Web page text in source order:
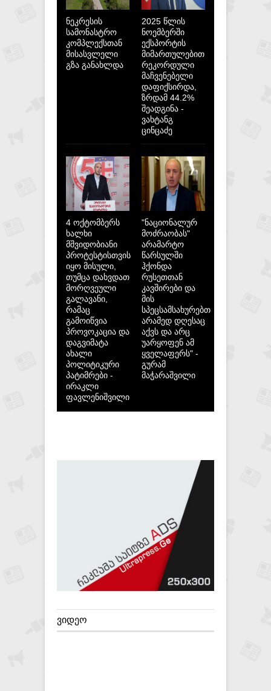
ნეკრესის
სამონასტრო
კომპლექსთან
მისასვლელი
გზა განახლდა
2025 წლის
ნოემბერში
ექსპორტის
მიმართულებით
რეკორდული
მაჩვენებელი
დაფიქსირდა,
ზრდამ 44.2%
შეადგინა -
ვახტანგ
ცინცაძე
4 ოქტომბერს
ხალხი
მშვიდობიანი
პროტესტისთვის
იყო მისული,
თუმცა დახვდათ
მორღვეული
გალავანი,
რამაც
გამოიწვია
პროვოკაცია და
დაგვიმატა
ახალი
პოლიტიკური
პატიმრები -
ირაკლი
ფავლენიშვილი
"ნაციონალურ
მოძრაობას"
არამარტო
წარსულში
ჰქონდა
რუსეთთან
კავშირები და
მის
სპეცსამსახურებთან,
არამედ დღესაც
აქვს და არც
უარყოფენ ამ
ყველაფერს" -
გურამ
მაჭარაშვილი
ᲕᲘᲓᲔᲝ